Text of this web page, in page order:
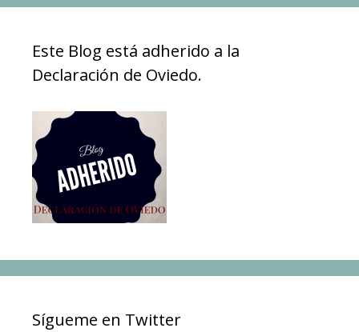
Este Blog está adherido a la
Declaración de Oviedo.
Sígueme en Twitter